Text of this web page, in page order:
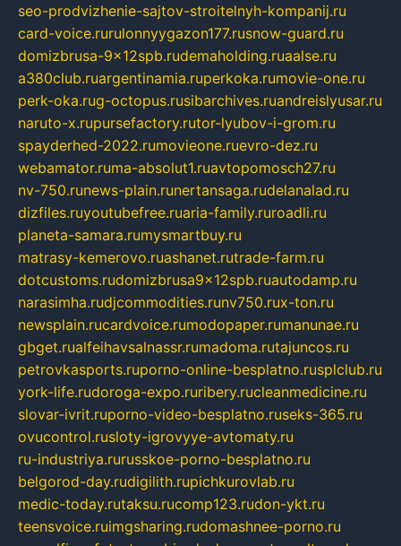
seo-prodvizhenie-sajtov-stroitelnyh-kompanij.ru
card-voice.rurulonnyygazon177.rusnow-guard.ru
domizbrusa-9x12spb.rudemaholding.ruaalse.ru
a380club.ruargentinamia.ruperkoka.rumovie-one.ru
perk-oka.rug-octopus.rusibarchives.ruandreislyusar.ru
naruto-x.rupursefactory.rutor-lyubov-i-grom.ru
spayderhed-2022.rumovieone.ruevro-dez.ru
webamator.ruma-absolut1.ruavtopomosch27.ru
nv-750.runews-plain.runertansaga.rudelanalad.ru
dizfiles.ruyoutubefree.ruaria-family.ruroadli.ru
planeta-samara.rumysmartbuy.ru
matrasy-kemerovo.ruashanet.rutrade-farm.ru
dotcustoms.rudomizbrusa9x12spb.ruautodamp.ru
narasimha.rudjcommodities.runv750.rux-ton.ru
newsplain.rucardvoice.rumodopaper.rumanunae.ru
gbget.rualfeihavsalnassr.rumadoma.rutajuncos.ru
petrovkasports.ruporno-online-besplatno.rusplclub.ru
york-life.rudoroga-expo.ruribery.rucleanmedicine.ru
slovar-ivrit.ruporno-video-besplatno.ruseks-365.ru
ovucontrol.rusloty-igrovyye-avtomaty.ru
ru-industriya.rurusskoe-porno-besplatno.ru
belgorod-day.rudigilith.rupichkurovlab.ru
medic-today.rutaksu.rucomp123.rudon-ykt.ru
teensvoice.ruimgsharing.rudomashnee-porno.ru